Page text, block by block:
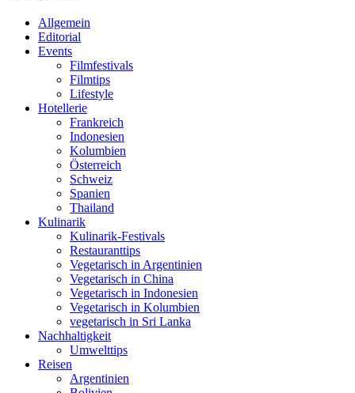
Allgemein
Editorial
Events
Filmfestivals
Filmtips
Lifestyle
Hotellerie
Frankreich
Indonesien
Kolumbien
Österreich
Schweiz
Spanien
Thailand
Kulinarik
Kulinarik-Festivals
Restauranttips
Vegetarisch in Argentinien
Vegetarisch in China
Vegetarisch in Indonesien
Vegetarisch in Kolumbien
vegetarisch in Sri Lanka
Nachhaltigkeit
Umwelttips
Reisen
Argentinien